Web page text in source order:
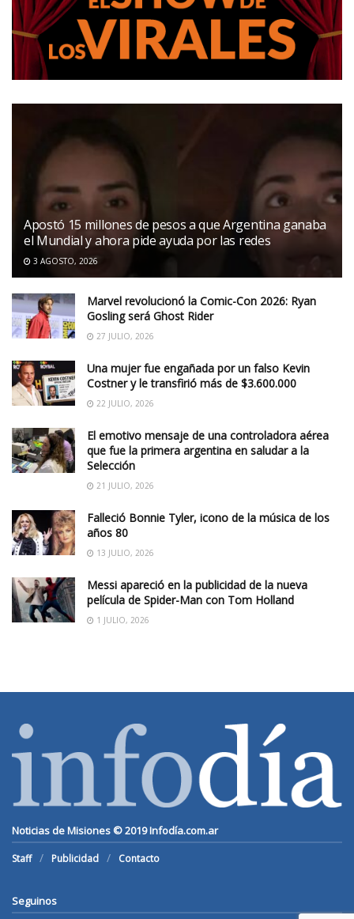
Apostó 15 millones de pesos a que Argentina ganaba
el Mundial y ahora pide ayuda por las redes
3 AGOSTO, 2026
Marvel revolucionó la Comic-Con 2026: Ryan
Gosling será Ghost Rider
27 JULIO, 2026
Una mujer fue engañada por un falso Kevin
Costner y le transfirió más de $3.600.000
22 JULIO, 2026
El emotivo mensaje de una controladora aérea
que fue la primera argentina en saludar a la
Selección
21 JULIO, 2026
Falleció Bonnie Tyler, icono de la música de los
años 80
13 JULIO, 2026
Messi apareció en la publicidad de la nueva
película de Spider-Man con Tom Holland
1 JULIO, 2026
Noticias de Misiones © 2019Infodía.com.ar
Staff Publicidad Contacto
Seguinos